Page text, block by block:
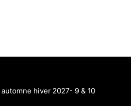
hiver 2027- 9 & 10